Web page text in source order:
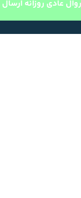
عادی روزانه ارسال